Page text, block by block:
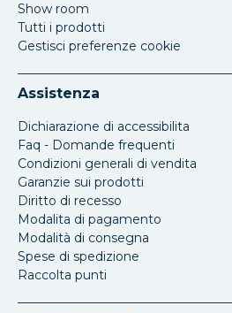
Show room
Tutti i prodotti
Gestisci preferenze cookie
Assistenza
Dichiarazione di accessibilita
Faq - Domande frequenti
Condizioni generali di vendita
Garanzie sui prodotti
Diritto di recesso
Modalita di pagamento
Modalità di consegna
Spese di spedizione
Raccolta punti